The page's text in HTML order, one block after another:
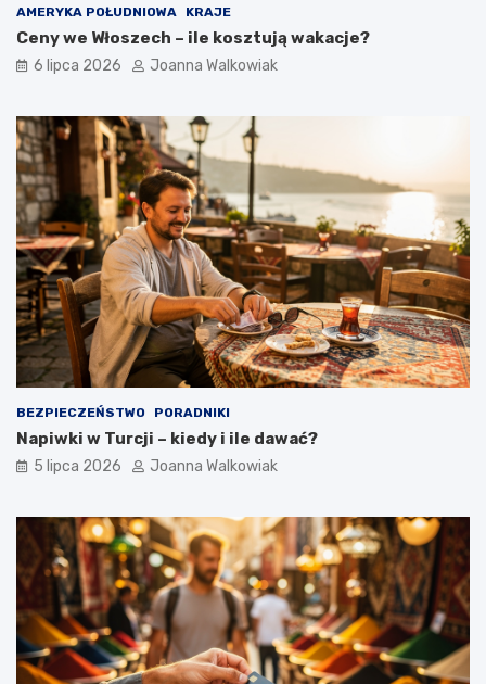
AMERYKA POŁUDNIOWA KRAJE
Ceny we Włoszech – ile kosztują wakacje?
6 lipca 2026 Joanna Walkowiak
BEZPIECZEŃSTWO PORADNIKI
Napiwki w Turcji – kiedy i ile dawać?
5 lipca 2026 Joanna Walkowiak